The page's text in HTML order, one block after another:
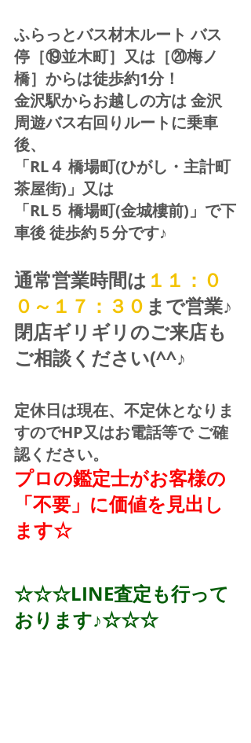
ふらっとバス材木ルート バス
停［⑲並木町］又は［⑳梅ノ
橋］からは徒歩約1分！
金沢駅からお越しの方は 金沢
周遊バス右回りルートに乗車
後、
「RL４ 橋場町(ひがし・主計町
茶屋街)」又は
「RL５ 橋場町(金城樓前)」で下
車後 徒歩約５分です♪
通常営業時間は １１：０
０～１７：３０ まで営業♪
閉店ギリギリのご来店も
ご相談ください(^^♪
定休日は現在、不定休となりま
すのでHP又はお電話等で ご確
認ください。
プロの鑑定士がお客様の
「不要」に価値を見出し
ます☆
☆☆☆LINE査定も行って
おります♪☆☆☆